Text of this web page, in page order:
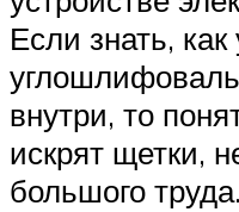
Если знать, как
внутри, то
искрят щетки,
большого труда.